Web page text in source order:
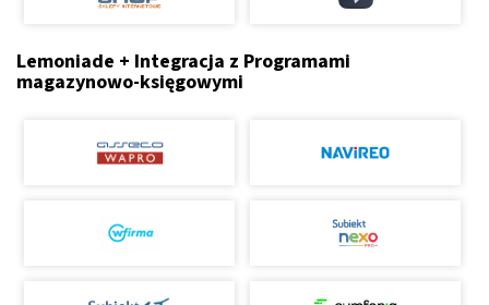
Lemoniade + Integracja z Programami
magazynowo-księgowymi